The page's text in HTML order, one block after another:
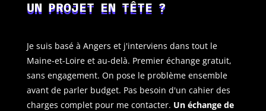
UN PROJET EN TÊTE ?
Je suis basé à Angers et j'interviens dans tout le
Maine-et-Loire et au-delà. Premier échange gratuit,
sans engagement. On pose le problème ensemble
avant de parler budget. Pas besoin d'un cahier des
charges complet pour me contacter. Un échange de